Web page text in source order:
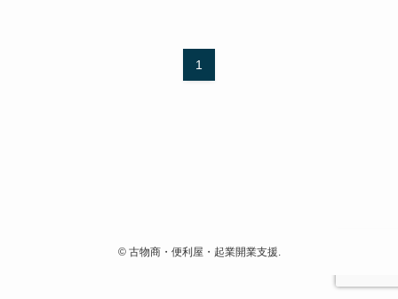
1
©古物商・便利屋・起業開業支援.